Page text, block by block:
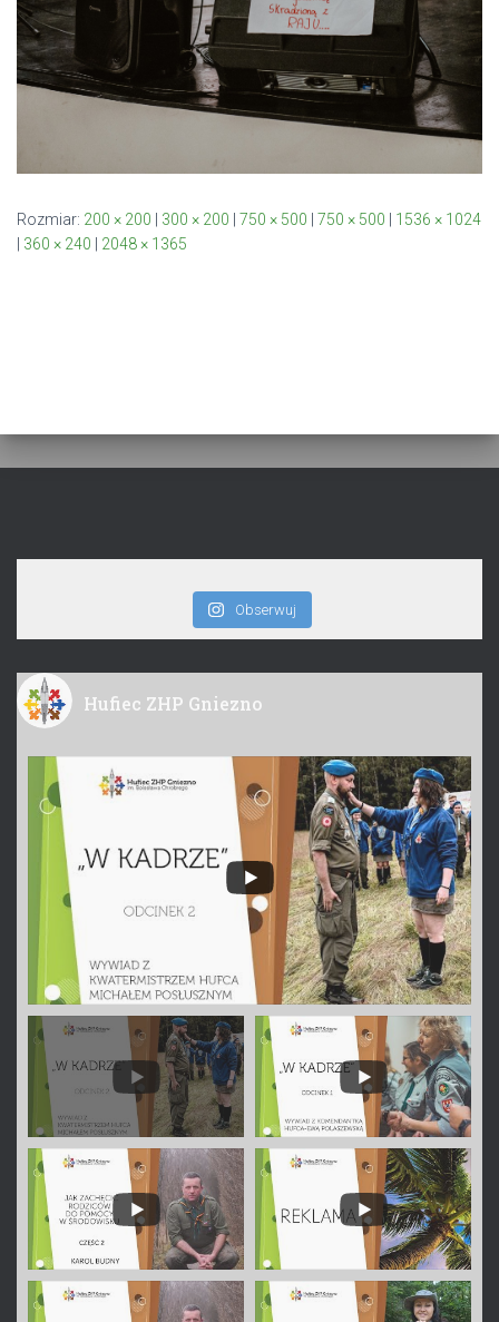
Rozmiar: 200 × 200 | 300 × 200 | 750 × 500 | 750 × 500 | 1536 × 1024
| 360 × 240 | 2048 × 1365
Obserwuj
Hufiec ZHP Gniezno